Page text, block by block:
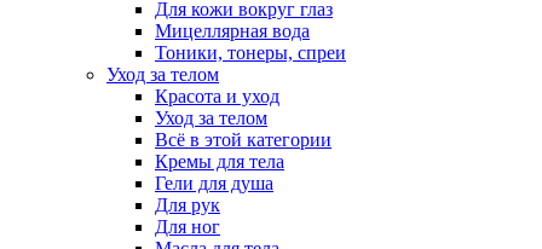
Для кожи вокруг глаз
Мицеллярная вода
Тоники, тонеры, спреи
Уход за телом
Красота и уход
Уход за телом
Всё в этой категории
Кремы для тела
Гели для душа
Для рук
Для ног